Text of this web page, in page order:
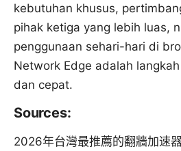
kebutuhan khusus,
pihak ketiga yang lebih luas,
penggunaan sehari-hari di
Network Edge adalah
dan cepat.
Sources:
2026年台灣最推薦的翻牆加速